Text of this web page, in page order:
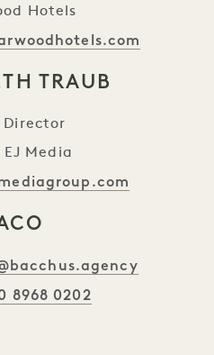
Hotels
TRAUB
Director
Media
8968 0202